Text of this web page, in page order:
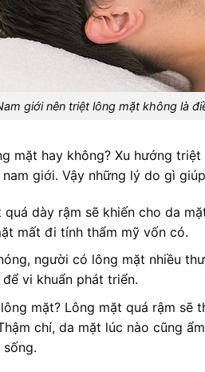
giới nên triệt lông mặt không là
mặt hay không? Xu hướng
giới. Vậy những lý do gì
dày rậm sẽ khiến cho da
mất đi tính thẩm mỹ vốn có.
người có lông mặt nhiều
vi khuẩn phát triển.
mặt? Lông mặt quá rậm
chí, da mặt lúc nào cũng